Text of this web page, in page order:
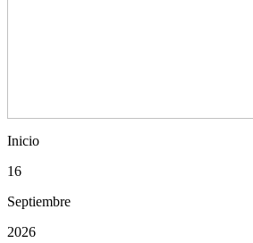
Inicio
16
Septiembre
2026